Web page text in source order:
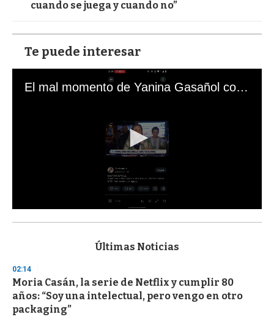
cuando se juega y cuando no”
Te puede interesar
El mal momento de Yanina Gasañol con un hincha argentino en "Subrayado"
s
d
s
o
f
3
Últimas Noticias
02:14
Moria Casán, la serie de Netflix y cumplir 80
años: “Soy una intelectual, pero vengo en otro
packaging”